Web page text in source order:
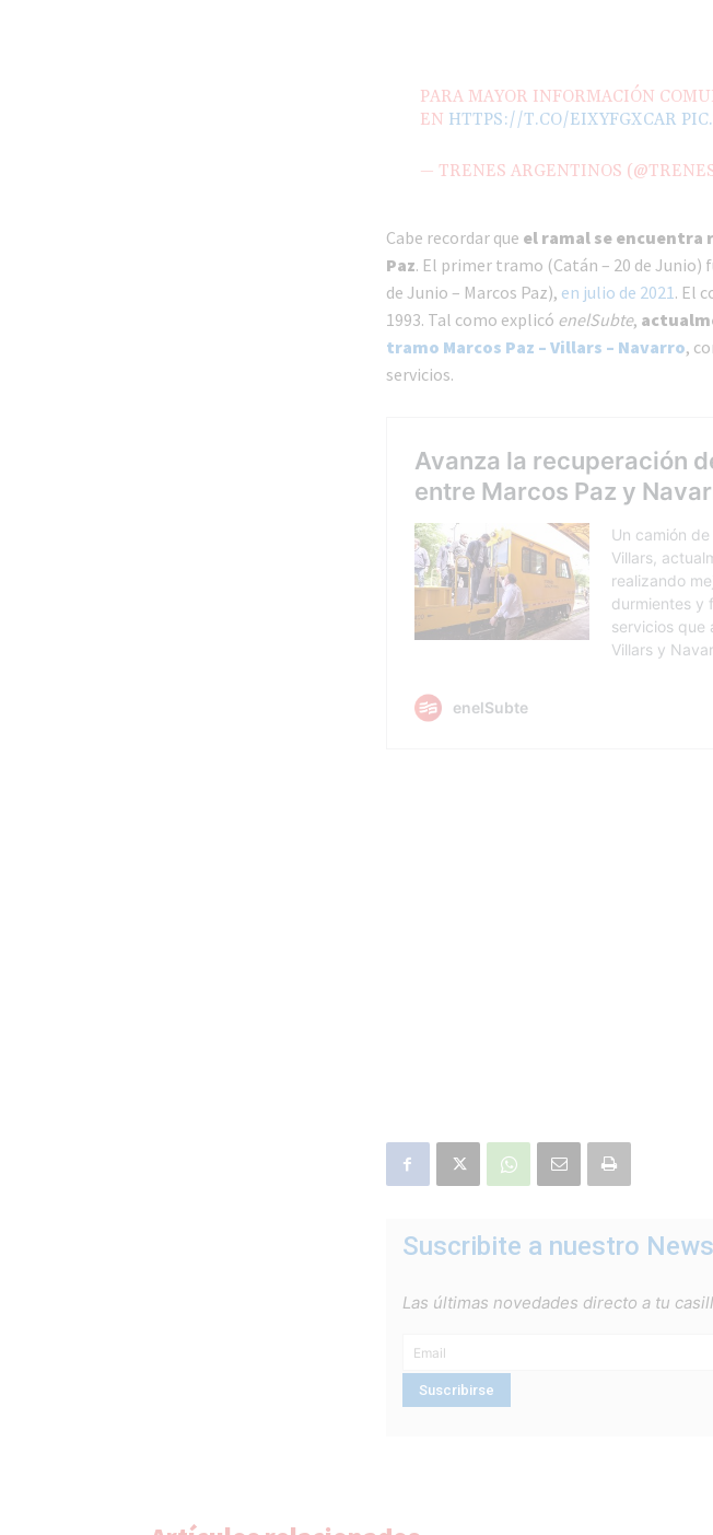
PARA MAYOR INFORMACIÓN
EN HTTPS://T.CO/EIXYFGXCAR
— TRENES ARGENTINOS
Cabe recordar que el ramal se encuentra
Paz. El primer tramo (Catán – 20 de Junio)
de Junio – Marcos Paz), en julio de 2021. El
1993. Tal como explicó enelSubte,
tramo Marcos Paz – Villars – Navarro,
servicios.
Suscribite a nuestro
Las últimas novedades directo a tu